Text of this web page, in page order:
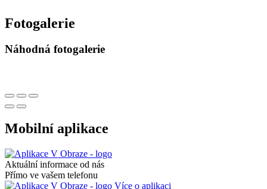
Fotogalerie
Náhodná fotogalerie
Mobilní aplikace
Aktuální informace od nás
Přímo ve vašem telefonu
Více o aplikaci